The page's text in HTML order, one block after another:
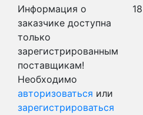
Информация о
заказчике доступна
только
зарегистрированным
поставщикам!
Необходимо
авторизоваться или
зарегистрироваться